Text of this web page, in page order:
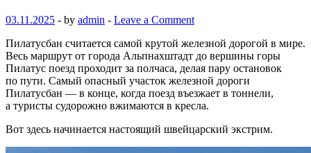
03.11.2025 - by admin - Leave a Comment
Пилатусбан считается самой крутой железной дорогой в мире.
Весь маршрут от города Альпнахштадт до вершины горы
Пилатус поезд проходит за полчаса, делая пару остановок
по пути. Самый опасный участок железной дороги
Пилатусбан — в конце, когда поезд въезжает в тоннели,
а туристы судорожно вжимаются в кресла.
Вот здесь начинается настоящий швейцарский экстрим.